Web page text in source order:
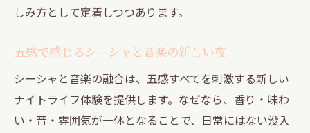
しみ方として定着しつつあります。
五感で感じるシーシャと音楽の新しい夜
シーシャと音楽の融合は、五感すべてを刺激する新しい
ナイトライフ体験を提供します。なぜなら、香り・味わ
い・音・雰囲気が一体となることで、日常にはない没入